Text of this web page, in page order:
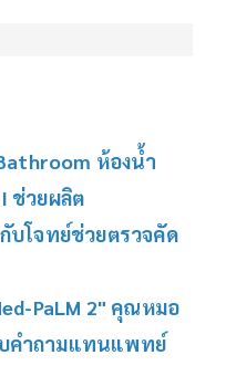
ห้องน้ำ
ช่วยผลิต
บโจทย์ช่วยตรวจคัด
PaLM 2" คุณหมอ
คำถามแทนแพทย์